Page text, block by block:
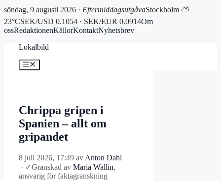
söndag, 9 augusti 2026 · EftermiddagsutgåvaStockholm ⛅
23°CSEK/USD 0.1054 · SEK/EUR 0.0914Om
ossRedaktionenKällorKontaktNyhetsbrev
Lokalbild
Meny
Chrippa gripen i
Spanien – allt om
gripandet
8 juli 2026, 17:49 av Anton Dahl
· ✓Granskad av Maria Wallin,
ansvarig för faktagranskning